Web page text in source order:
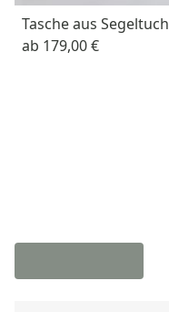
Tasche aus Segeltuch
ab 179,00 €